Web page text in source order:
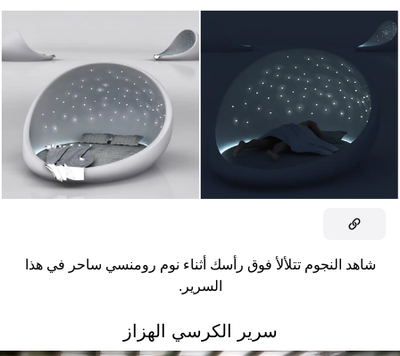
شاهد النجوم تتلألأ فوق رأسك أثناء نوم رومنسي ساحر في هذا
السرير.
سرير الكرسي الهزاز